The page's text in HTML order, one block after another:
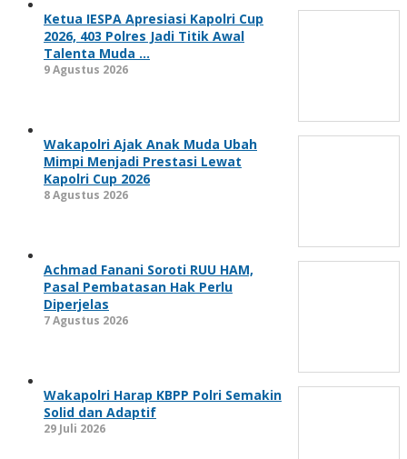
Ketua IESPA Apresiasi Kapolri Cup
2026, 403 Polres Jadi Titik Awal
Talenta Muda …
9 Agustus 2026
Wakapolri Ajak Anak Muda Ubah
Mimpi Menjadi Prestasi Lewat
Kapolri Cup 2026
8 Agustus 2026
Achmad Fanani Soroti RUU HAM,
Pasal Pembatasan Hak Perlu
Diperjelas
7 Agustus 2026
Wakapolri Harap KBPP Polri Semakin
Solid dan Adaptif
29 Juli 2026